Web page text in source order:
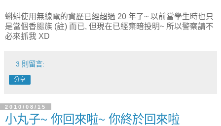
蝌蚪使用無線電的資歷已經超過 20 年了~ 以前當學生時也只
是當個香腸族 (註) 而已, 但現在已經棄暗投明~ 所以警察請不
必來抓我 XD
3 則留言:
分享
2010/08/15
小丸子~ 你回來啦~ 你終於回來啦